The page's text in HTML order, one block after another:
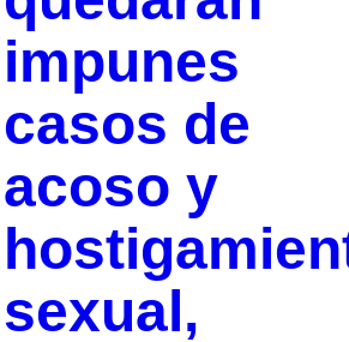
impunes
casos de
acoso y
sexual,